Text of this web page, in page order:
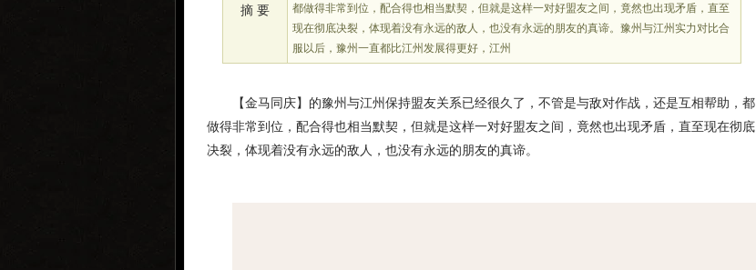
摘 要
都做得非常到位，配合得也相当默契，但就是这样一对好盟友之间，竟然也出现矛盾，直至
现在彻底决裂，体现着没有永远的敌人，也没有永远的朋友的真谛。豫州与江州实力对比合
服以后，豫州一直都比江州发展得更好，江州
【金马同庆】的豫州与江州保持盟友关系已经很久了，不管是与敌对作战，还是互相帮助，都
做得非常到位，配合得也相当默契，但就是这样一对好盟友之间，竟然也出现矛盾，直至现在彻底
决裂，体现着没有永远的敌人，也没有永远的朋友的真谛。